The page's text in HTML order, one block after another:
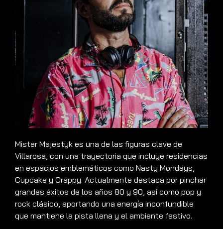
Mister Majestyk es una de las figuras clave de
Villarosa, con una trayectoria que incluye residencias
en espacios emblemáticos como Nasty Mondays,
Cupcake y Crappy. Actualmente destaca por pinchar
grandes éxitos de los años 80 y 90, así como pop y
rock clásico, aportando una energía inconfundible
que mantiene la pista llena y el ambiente festivo.